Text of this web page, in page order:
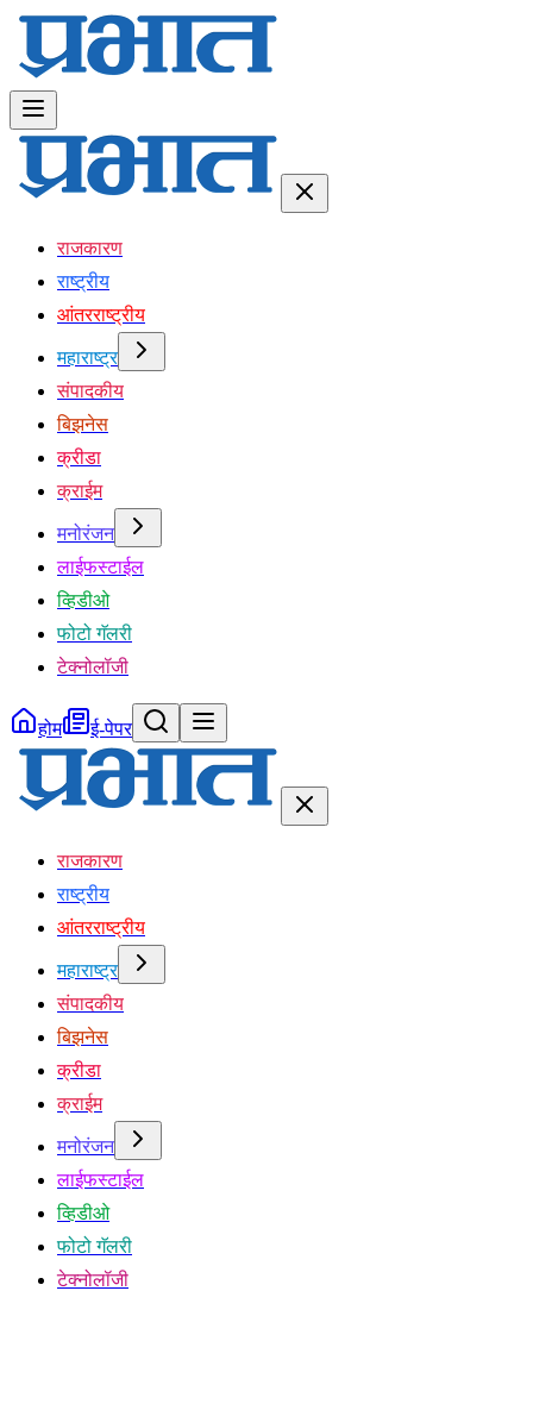
राजकारण
राष्ट्रीय
आंतरराष्ट्रीय
महाराष्ट्र
संपादकीय
बिझनेस
क्रीडा
क्राईम
मनोरंजन
लाईफस्टाईल
व्हिडीओ
फोटो गॅलरी
टेक्नोलॉजी
होम ई-पेपर
राजकारण
राष्ट्रीय
आंतरराष्ट्रीय
महाराष्ट्र
संपादकीय
बिझनेस
क्रीडा
क्राईम
मनोरंजन
लाईफस्टाईल
व्हिडीओ
फोटो गॅलरी
टेक्नोलॉजी